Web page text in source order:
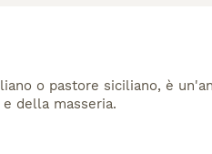
o pastore siciliano, è
della masseria.